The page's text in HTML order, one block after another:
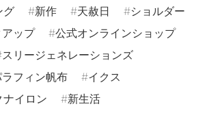
グ
新作 天赦日
ショルダー
アップ
公式オンラインショップ
スリージェネレーションズ
フィン帆布
イクス
イロン
新生活